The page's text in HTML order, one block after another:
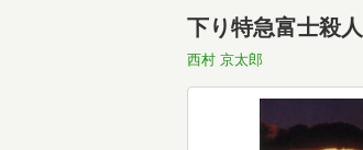
下り特急富士殺
西村 京太郎